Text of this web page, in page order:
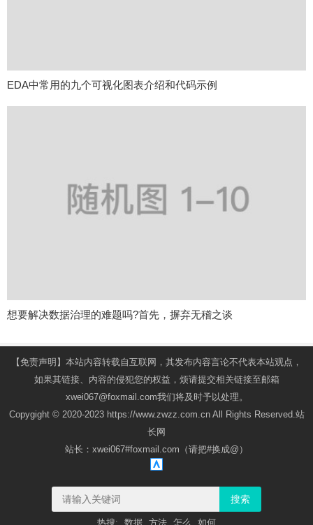
EDA中常用的九个可视化图表介绍和代码示例
想要解决数据治理的难题吗?首先，摒弃无稽之谈
【免责声明】本站内容转载自互联网，其发布内容言论不代表本站观点，
如果其链接、内容的侵犯您的权益，烦请提交相关链接至邮箱
xwei067@foxmail.com我们将及时予以处理。
Copygight © 2020-2023 https://www.zwzz.com.cn All Rights Reserved.站
长网
站长：xwei067#foxmail.com（请把#换成@）
搜索
热搜: 数据 方法 怎么 如何